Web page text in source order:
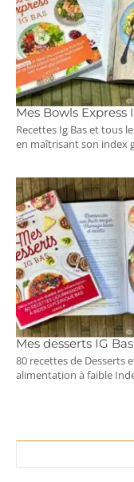
Mes Bowls Express
Recettes Ig Bas et tous
en maîtrisant son index
Mes desserts IG Bas
80 recettes de Desserts
alimentation à faible